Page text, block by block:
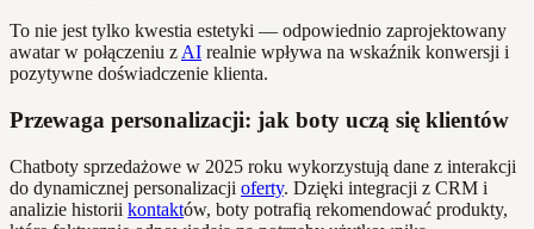
To nie jest tylko kwestia estetyki — odpowiednio zaprojektowany
awatar w połączeniu z AI realnie wpływa na wskaźnik konwersji i
pozytywne doświadczenie klienta.
Przewaga personalizacji: jak boty uczą się klientów
Chatboty sprzedażowe w 2025 roku wykorzystują dane z interakcji
do dynamicznej personalizacji oferty. Dzięki integracji z CRM i
analizie historii kontaktów, boty potrafią rekomendować produkty,